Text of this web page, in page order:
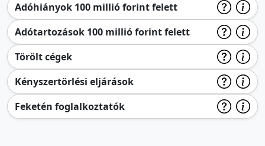
Adóhiányok 100 millió forint felett
Adótartozások 100 millió forint felett
Törölt cégek
Kényszertörlési eljárások
Feketén foglalkoztatók